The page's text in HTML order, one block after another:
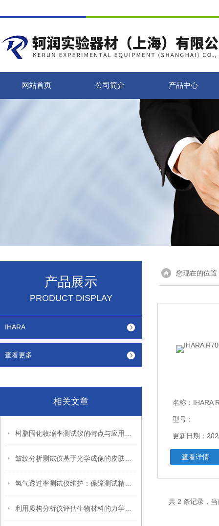
网站首页 公司简介 产品中心
产品展示
PRODUCT DISPLAY
IHARA
查看更多
相关文章
您现在的位置
名称： IHARA
型号：
更新日期：
查看详情
共 2 条记录，